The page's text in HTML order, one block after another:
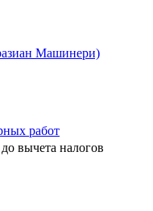
Машинери)
работ
до вычета налогов